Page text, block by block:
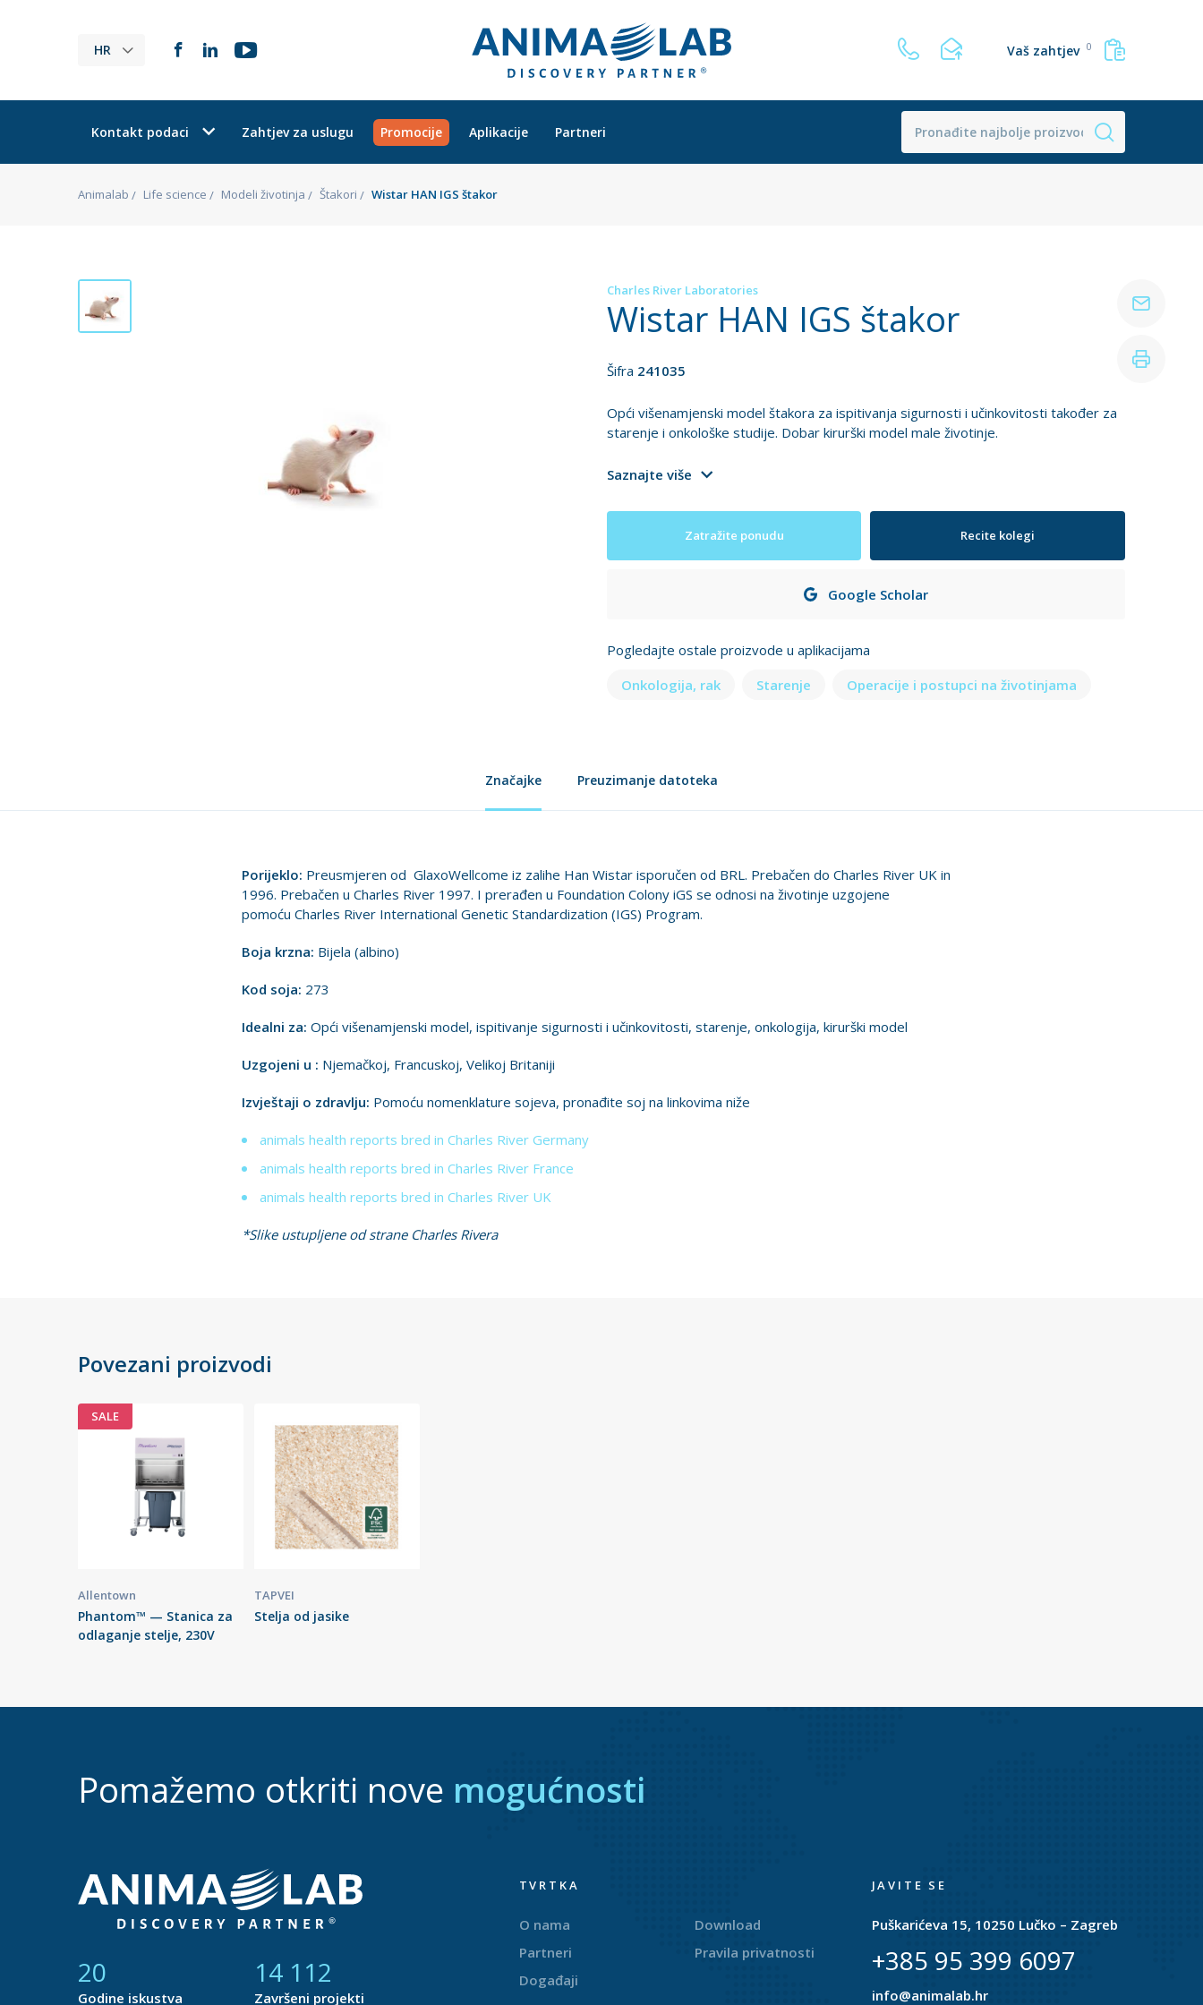
HR Vaš zahtjev 0
Kontakt podaci Zahtjev za uslugu Promocije Aplikacije Partneri
Animalab Life science Modeli životinja Štakori Wistar HAN IGS štakor
Charles River Laboratories
Wistar HAN IGS štakor
Šifra 241035
Opći višenamjenski model štakora za ispitivanja sigurnosti i učinkovitosti također za
starenje i onkološke studije. Dobar kirurški model male životinje.
Saznajte više
Zatražite ponudu Recite kolegi
Google Scholar
Pogledajte ostale proizvode u aplikacijama
Onkologija, rak
Starenje Operacije i postupci na životinjama
Značajke Preuzimanje datoteka
Porijeklo: Preusmjeren od GlaxoWellcome iz zalihe Han Wistar isporučen od BRL. Prebačen do Charles River UK in
1996. Prebačen u Charles River 1997. I prerađen u Foundation Colony iGS se odnosi na životinje uzgojene
pomoću Charles River International Genetic Standardization (IGS) Program.
Boja krzna: Bijela (albino)
Kod soja: 273
Idealni za: Opći višenamjenski model, ispitivanje sigurnosti i učinkovitosti, starenje, onkologija, kirurški model
Uzgojeni u : Njemačkoj, Francuskoj, Velikoj Britaniji
Izvještaji o zdravlju: Pomoću nomenklature sojeva, pronađite soj na linkovima niže
animals health reports bred in Charles River Germany
animals health reports bred in Charles River France
animals health reports bred in Charles River UK
*Slike ustupljene od strane Charles Rivera
Povezani proizvodi
SALE
Allentown
Phantom™ — Stanica za
odlaganje stelje, 230V
TAPVEI
Stelja od jasike
Pomažemo otkriti nove mogućnosti
21
Godine iskustva
14 877
Završeni projekti
TVRTKA
O nama
Partneri
Događaji
Download
Pravila privatnosti
JAVITE SE
Puškarićeva 15, 10250 Lučko – Zagreb
+385 95 399 6097
info@animalab.hr